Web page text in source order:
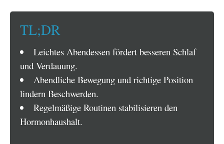
TL;DR
Leichtes Abendessen fördert besseren Schlaf
und Verdauung.
Abendliche Bewegung und richtige Position
lindern Beschwerden.
Regelmäßige Routinen stabilisieren den
Hormonhaushalt.